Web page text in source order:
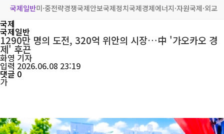
국제일반미·중전략경쟁국제안보국제정치국제경제에너지·자원국제·외교
국제
국제일반
1290만 명의 도전, 320억 위안의 시장…中 '가오카오 경
제' 후끈
화영 기자
입력 2026.06.08 23:19
댓글 0
가